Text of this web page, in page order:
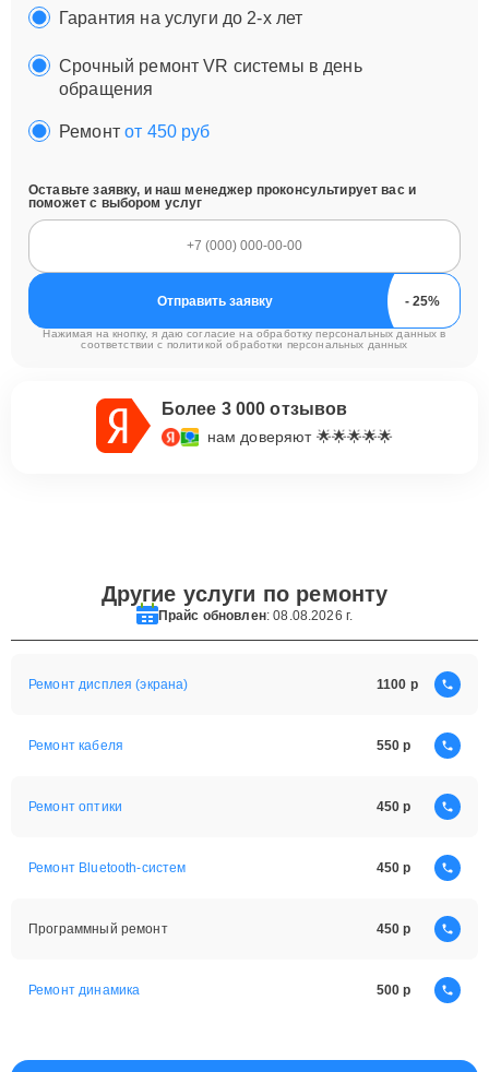
Гарантия на услуги до 2-х лет
Срочный ремонт VR системы в день
обращения
Ремонтот 450 руб
Оставьте заявку, и наш менеджер проконсультирует вас и
поможет с выбором услуг
Отправить заявку
Нажимая на кнопку, я даю согласие на обработку персональных данных в
соответствии с политикой обработки персональных данных
Более 3 000 отзывов
нам доверяют 🌟🌟🌟🌟🌟
Другие услуги по ремонту
Прайс обновлен: 08.08.2026 г.
Ремонт дисплея (экрана) 1100
Ремонт кабеля 550
Ремонт оптики 450
Ремонт Bluetooth-систем 450
Программный ремонт 450
Ремонт динамика 500